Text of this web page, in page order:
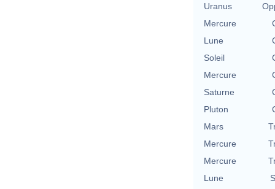
Uranus
Mercure
Lune
Soleil
Mercure
Saturne
Pluton
Mars
Mercure
Mercure
Lune